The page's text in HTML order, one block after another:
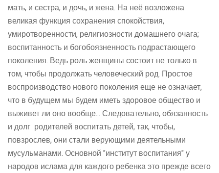
мать, и сестра, и дочь, и жена. На неё возложена
великая функция сохранения спокойствия,
умиротворенности, религиозности домашнего очага;
воспитанность и богобоязненность подрастающего
поколения. Ведь роль женщины состоит не только в
том, чтобы продолжать человеческий род. Простое
воспроизводство нового поколения еще не означает,
что в будущем мы будем иметь здоровое общество и
выживет ли оно вообще... Следовательно, обязанность
и долг родителей воспитать детей, так, чтобы,
повзрослев, они стали верующими деятельными
мусульманами. Основной "институт воспитания" у
народов ислама для каждого ребенка это прежде всего